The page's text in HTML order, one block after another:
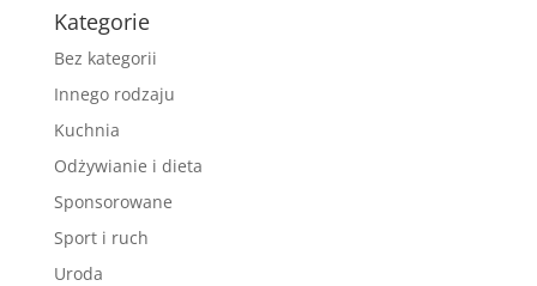
Kategorie
Bez kategorii
Innego rodzaju
Kuchnia
Odżywianie i dieta
Sponsorowane
Sport i ruch
Uroda